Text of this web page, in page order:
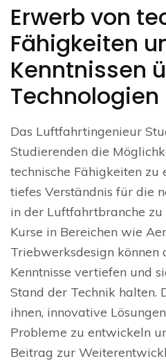
Erwerb von
Fähigkeiten
Kenntnissen
Technologien
Das Luftfahrtingenieur
Studierenden die
technische Fähigkeiten
tiefes Verständnis für die
in der Luftfahrtbranche
Kurse in Bereichen wie
Triebwerksdesign können
Kenntnisse vertiefen und
Stand der Technik halten.
ihnen, innovative
Probleme zu entwickeln
Beitrag zur